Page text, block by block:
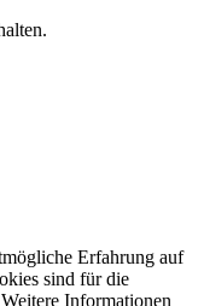
Erfahrung auf
sind für die
Informationen